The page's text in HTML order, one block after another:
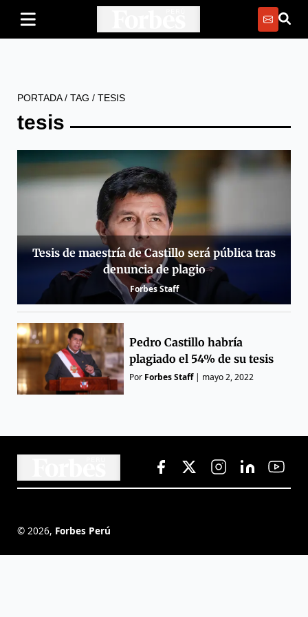
PORTADA/ TAG / TESIS
tesis
Tesis de maestría de Castillo será pública tras
denuncia de plagio
Forbes Staff
Pedro Castillo habría
plagiado el 54% de su tesis
Por Forbes Staff| mayo 2, 2022
© 2026, Forbes Perú